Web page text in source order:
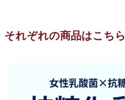
それぞれの商品はこちら